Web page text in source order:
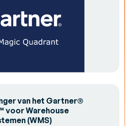
van het Gartner®
voor Warehouse
(WMS)